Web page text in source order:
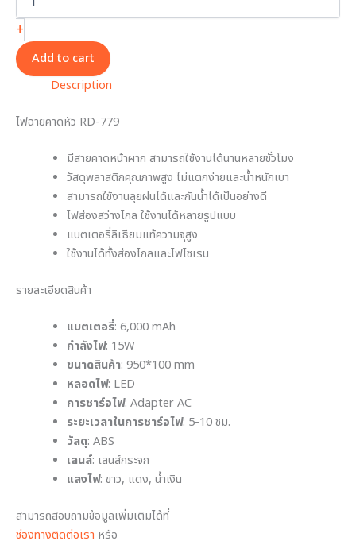
+
Add to cart
Description
ไฟฉายคาดหัว RD-779
มีสายคาดหน้าผาก สามารถใช้งานได้นานหลายชั่วโมง
วัสดุพลาสติกคุณภาพสูง ไม่แตกง่ายและน้ำหนักเบา
สามารถใช้งานลุยฝนได้และกันน้ำได้เป็นอย่างดี
ไฟส่องสว่างไกล ใช้งานได้หลายรูปแบบ
แบตเตอรี่ลิเธียมแท้ความจุสูง
ใช้งานได้ทั้งส่องไกลและไฟไซเรน
รายละเอียดสินค้า
แบตเตอรี่: 6,000 mAh
กำลังไฟ: 15W
ขนาดสินค้า: 950*100 mm
หลอดไฟ: LED
การชาร์จไฟ: Adapter AC
ระยะเวลาในการชาร์จไฟ: 5-10 ชม.
วัสดุ: ABS
เลนส์: เลนส์กระจก
แสงไฟ: ขาว, แดง, น้ำเงิน
สามารถสอบถามข้อมูลเพิ่มเติมได้ที่
ช่องทางติดต่อเรา หรือ